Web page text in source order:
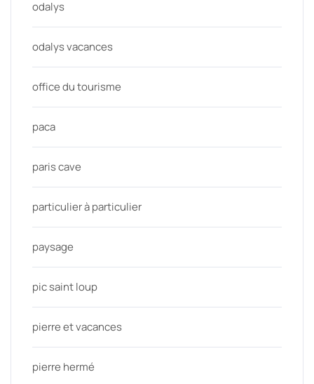
odalys
odalys vacances
office du tourisme
paca
paris cave
particulier à particulier
paysage
pic saint loup
pierre et vacances
pierre hermé